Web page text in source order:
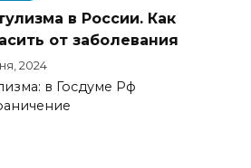
в России. Как
от заболевания
2024
в Госдуме Рф